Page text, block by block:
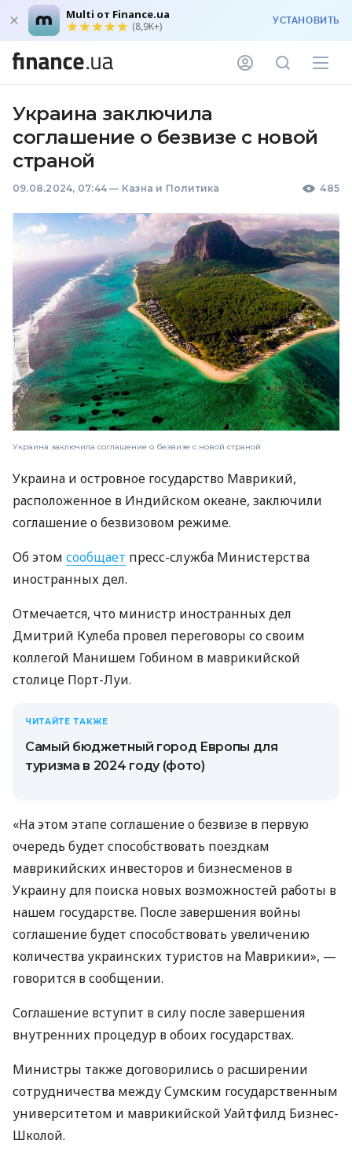
Multi от Finance.ua
(8,9K+) УСТАНОВИТЬ
Украина заключила
соглашение о безвизе с новой
страной
09.08.2024, 07:44 — Казна и Политика 485
Украина заключила соглашение о безвизе с новой страной
Украина и островное государство Маврикий,
расположенное в Индийском океане, заключили
соглашение о безвизовом режиме.
Об этом сообщает пресс-служба Министерства
иностранных дел.
Отмечается, что министр иностранных дел
Дмитрий Кулеба провел переговоры со своим
коллегой Манишем Гобином в маврикийской
столице Порт-Луи.
ЧИТАЙТЕ ТАКЖЕ
Самый бюджетный город Европы для
туризма в 2024 году (фото)
«На этом этапе соглашение о безвизе в первую
очередь будет способствовать поездкам
маврикийских инвесторов и бизнесменов в
Украину для поиска новых возможностей работы в
нашем государстве. После завершения войны
соглашение будет способствовать увеличению
количества украинских туристов на Маврикии», —
говорится в сообщении.
Соглашение вступит в силу после завершения
внутренних процедур в обоих государствах.
Министры также договорились о расширении
сотрудничества между Сумским государственным
университетом и маврикийской Уайтфилд Бизнес-
Школой.